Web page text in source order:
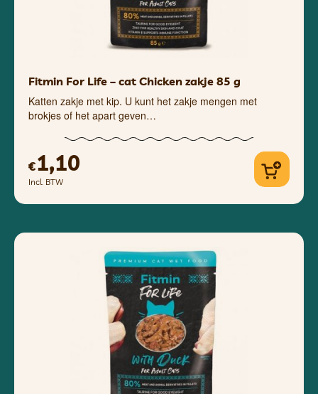
Fitmin For Life – cat Chicken zakje 85 g
Katten zakje met kip. U kunt het zakje mengen met
brokjes of het apart geven…
€1,10
Incl. BTW